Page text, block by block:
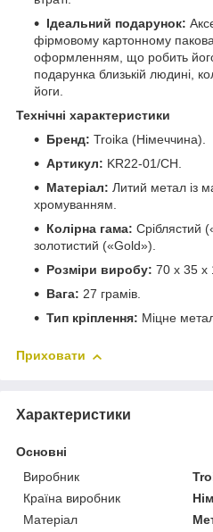
Ідеальний подарунок:
фірмовому картонному
оформленням, що робить
подарунка близькій людині,
йоги.
Технічні характеристики
Бренд: Troika (Німеччина).
Артикул: KR22-01/CH.
Матеріал: Литий метал із
хромуванням.
Колірна гама: Сріблястий
золотистий («Gold»).
Розміри виробу: 70 x 35 x
Вага: 27 грамів.
Тип кріплення: Міцне
Приховати
Характеристики
Основні
Виробник
Країна виробник
Матеріал